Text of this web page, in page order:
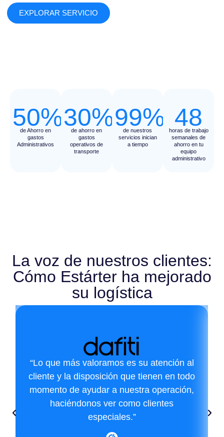
EXPLORAR SERVICIO
50%
de Ahorro en
gastos
Administrativos
30%
de ahorro en
gastos
operativos de
transporte
99%
de nuestros
servicios inician
a tiempo
48
horas de trabajo
semanales de
ahorro en tu
equipo
administrativo
La voz de nuestros clientes:
Cómo Estárter ha mejorado
su logística
“Lo que más valoramos es su atención al
cliente y la disposición que tienen en todo
momento de ayudar a nuestra operación,
haciéndonos ver como clientes
especiales.”